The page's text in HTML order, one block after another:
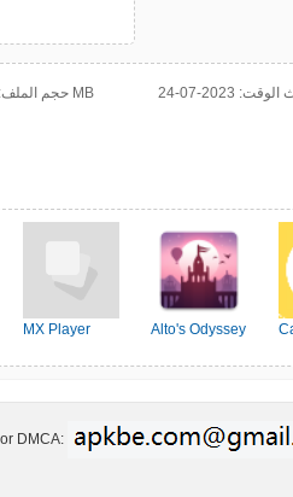
حجم الملف: 8.14 MB الوقت: 2023-07-24
MX Player Alto's Odyssey
DMCA: